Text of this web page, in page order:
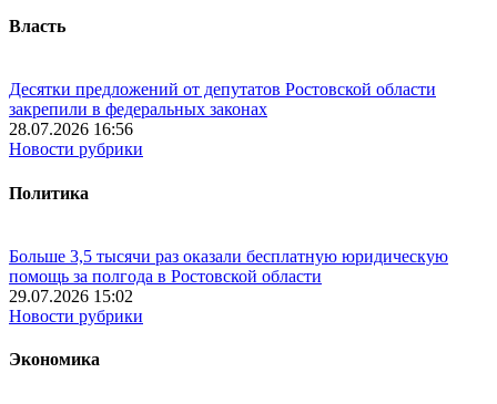
Власть
Десятки предложений от депутатов Ростовской области
закрепили в федеральных законах
28.07.2026 16:56
Новости рубрики
Политика
Больше 3,5 тысячи раз оказали бесплатную юридическую
помощь за полгода в Ростовской области
29.07.2026 15:02
Новости рубрики
Экономика